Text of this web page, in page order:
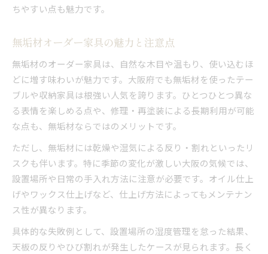
ちやすい点も魅力です。
無垢材オーダー家具の魅力と注意点
無垢材のオーダー家具は、自然な木目や温もり、使い込むほ
どに増す味わいが魅力です。大阪府でも無垢材を使ったテー
ブルや収納家具は根強い人気を誇ります。ひとつひとつ異な
る表情を楽しめる点や、修理・再塗装による長期利用が可能
な点も、無垢材ならではのメリットです。
ただし、無垢材には乾燥や湿気による反り・割れといったリ
スクも伴います。特に季節の変化が激しい大阪の気候では、
設置場所や日常の手入れ方法に注意が必要です。オイル仕上
げやワックス仕上げなど、仕上げ方法によってもメンテナン
ス性が異なります。
具体的な失敗例として、設置場所の湿度管理を怠った結果、
天板の反りやひび割れが発生したケースが見られます。長く